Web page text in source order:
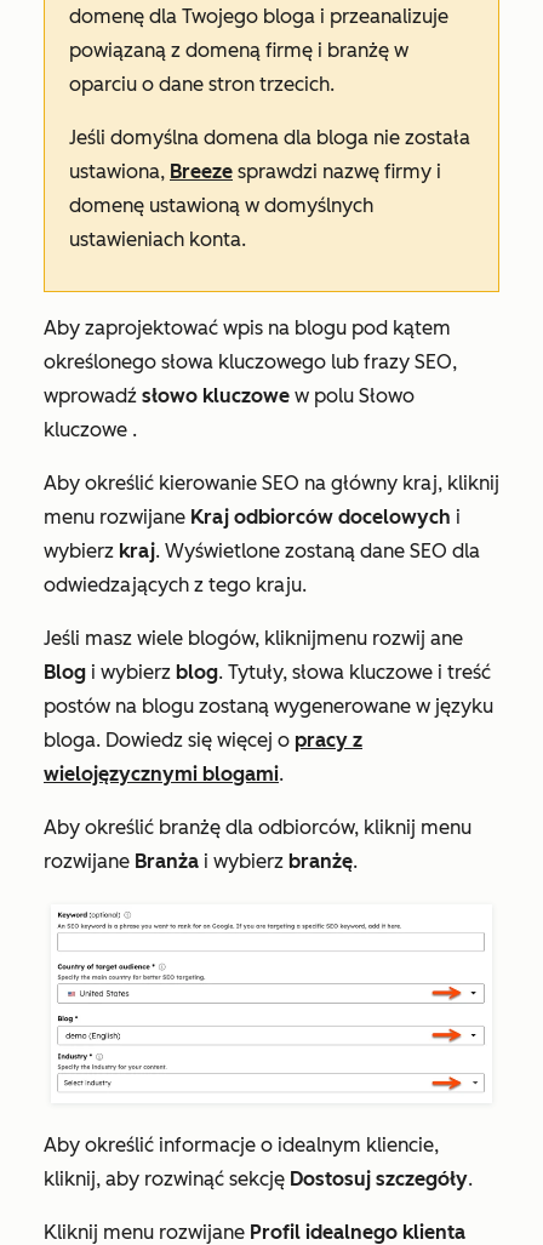
domenę dla Twojego bloga i przeanalizuje
powiązaną z domeną firmę i branżę w
oparciu o dane stron trzecich.
Jeśli domyślna domena dla bloga nie została
ustawiona, Breeze sprawdzi nazwę firmy i
domenę ustawioną w domyślnych
ustawieniach konta.
Aby zaprojektować wpis na blogu pod kątem
określonego słowa kluczowego lub frazy SEO,
wprowadź słowo kluczowe w polu Słowo
kluczowe .
Aby określić kierowanie SEO na główny kraj, kliknij
menu rozwijane Kraj odbiorców docelowych i
wybierz kraj. Wyświetlone zostaną dane SEO dla
odwiedzających z tego kraju.
Jeśli masz wiele blogów, kliknijmenu rozwij ane
Blog i wybierz blog. Tytuły, słowa kluczowe i treść
postów na blogu zostaną wygenerowane w języku
bloga. Dowiedz się więcej o pracy z
wielojęzycznymi blogami.
Aby określić branżę dla odbiorców, kliknij menu
rozwijane Branża i wybierz branżę.
Aby określić informacje o idealnym kliencie,
kliknij, aby rozwinąć sekcję Dostosuj szczegóły.
Kliknij menu rozwijane Profil idealnego klienta